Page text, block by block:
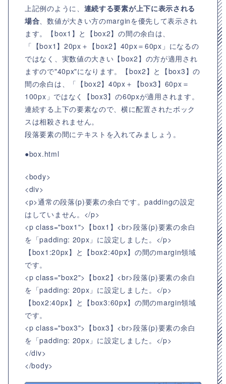
上記例のように、 連続する要素が上下に表示される
場合 、数値が大きい方のmarginを優先して表示され
ます。【box1】と【box2】の間の余白は、
「【box1】20px＋【box2】40px＝60px」になるの
ではなく、実数値の大きい【box2】の方が適用され
ますので"40px"になります。【box2】と【box3】の
間の余白は、「【box2】40px＋【box3】60px＝
100px」ではなく【box3】の60pxが適用されます。
連続する上下の要素なので、横に配置されたボック
スは相殺されません。
段落要素の間にテキストを入れてみましょう。
●box.html
<body>
<div>
<p>通常の段落(p)要素の余白です。paddingの設定
はしていません。</p>
<p class="box1">【box1】<br>段落(p)要素の余白
を「padding: 20px」に設定しました。</p>
【box1:20px】と【box2:40px】の間のmargin領域
です。
<p class="box2">【box2】<br>段落(p)要素の余白
を「padding: 20px」に設定しました。</p>
【box2:40px】と【box3:60px】の間のmargin領域
です。
<p class="box3">【box3】<br>段落(p)要素の余白
を「padding: 20px」に設定しました。</p>
</div>
</body>